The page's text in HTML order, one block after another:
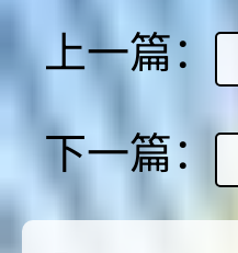
上一篇：
下一篇：